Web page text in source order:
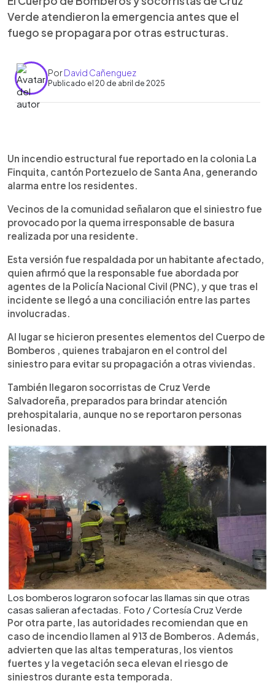
Verde atendieron la emergencia antes que el
fuego se propagara por otras estructuras.
PorDavid Cañenguez
Publicado el 20 de abril de 2025
Escuchar artículo
Un incendio estructural fue reportado en la colonia La
Finquita, cantón Portezuelo de Santa Ana, generando
alarma entre los residentes.
Vecinos de la comunidad señalaron que el siniestro fue
provocado por la quema irresponsable de basura
realizada por una residente.
Esta versión fue respaldada por un habitante afectado,
quien afirmó que la responsable fue abordada por
agentes de la Policía Nacional Civil (PNC), y que tras el
incidente se llegó a una conciliación entre las partes
involucradas.
Al lugar se hicieron presentes elementos del Cuerpo de
Bomberos , quienes trabajaron en el control del
siniestro para evitar su propagación a otras viviendas.
También llegaron socorristas de Cruz Verde
Salvadoreña, preparados para brindar atención
prehospitalaria, aunque no se reportaron personas
lesionadas.
Los bomberos lograron sofocar las llamas sin que otras
casas salieran afectadas. Foto / Cortesía Cruz Verde
Por otra parte, las autoridades recomiendan que en
caso de incendio llamen al 913 de Bomberos. Además,
advierten que las altas temperaturas, los vientos
fuertes y la vegetación seca elevan el riesgo de
siniestros durante esta temporada.